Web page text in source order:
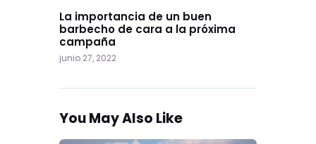
La importancia de un buen
barbecho de cara a la próxima
campaña
junio 27, 2022
You May Also Like